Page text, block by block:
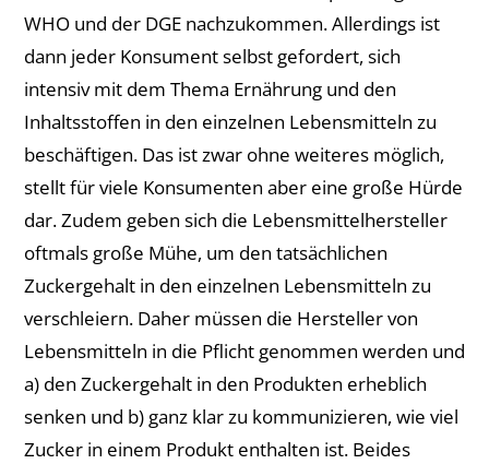
WHO und der DGE nachzukommen. Allerdings ist
dann jeder Konsument selbst gefordert, sich
intensiv mit dem Thema Ernährung und den
Inhaltsstoffen in den einzelnen Lebensmitteln zu
beschäftigen. Das ist zwar ohne weiteres möglich,
stellt für viele Konsumenten aber eine große Hürde
dar. Zudem geben sich die Lebensmittelhersteller
oftmals große Mühe, um den tatsächlichen
Zuckergehalt in den einzelnen Lebensmitteln zu
verschleiern. Daher müssen die Hersteller von
Lebensmitteln in die Pflicht genommen werden und
a) den Zuckergehalt in den Produkten erheblich
senken und b) ganz klar zu kommunizieren, wie viel
Zucker in einem Produkt enthalten ist. Beides